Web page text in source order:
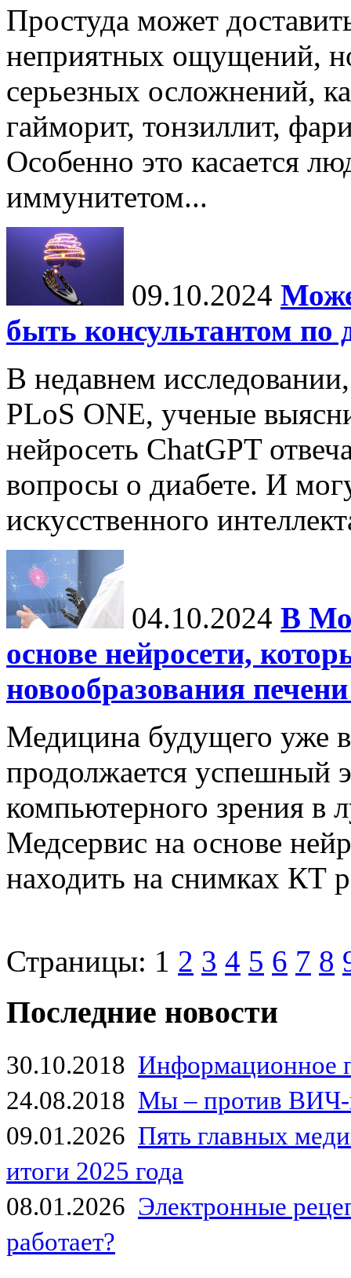
Простуда может
неприятных ощущений,
серьезных осложнений,
гайморит, тонзиллит,
Особенно это касается
иммунитетом...
09.10.2024
быть консультантом по
В недавнем
PLoS ONE, ученые
нейросеть ChatGPT
вопросы о диабете. И
искусственного
04.10.2024 В
основе нейросети,
новообразования
Медицина будущего уже
продолжается успешный
компьютерного зрения в
Медсервис на основе
находить на снимках КТ
Страницы: 1 2 3 4 5 6 7 8
Последние новости
30.10.2018 Информационное
24.08.2018 Мы – против
09.01.2026 Пять главных
итоги 2025 года
08.01.2026 Электронные
работает?